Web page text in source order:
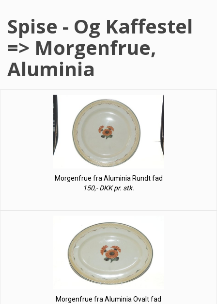
Spise - Og Kaffestel
=> Morgenfrue,
Aluminia
Morgenfrue fra Aluminia Rundt fad
150,- DKK pr. stk.
Morgenfrue fra Aluminia Ovalt fad